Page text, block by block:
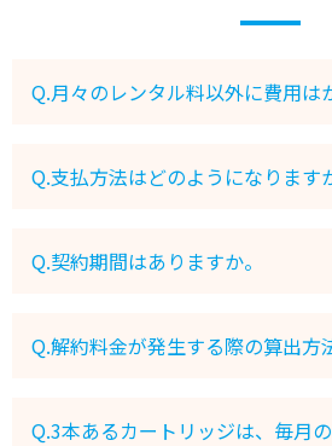
Q.月々のレンタル料以外に費用は
Q.支払方法はどのようになります
Q.契約期間はありますか。
Q.解約料金が発生する際の算出方
Q.3本あるカートリッジは、毎月